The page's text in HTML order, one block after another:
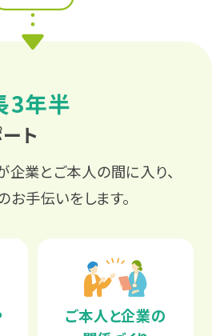
Q&A
LINE
ろう？
3年半
ト
業とご本人の間に入り、
お手伝いをします。
ご本人と企業の